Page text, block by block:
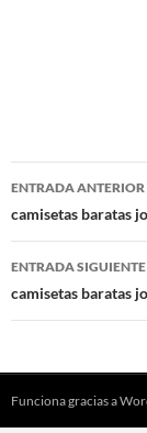
Navegación
de
entradas
ENTRADA ANTERIOR
camisetas baratas
ENTRADA SIGUIENTE
camisetas baratas
Funciona gracias a